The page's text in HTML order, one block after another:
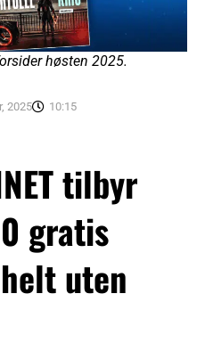
høsten 2025.
2025
10:15
tilbyr
gratis
uten